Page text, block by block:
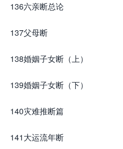
136六亲断总论
137父母断
138婚姻子女断（上）
139婚姻子女断（下）
140灾难推断篇
141大运流年断